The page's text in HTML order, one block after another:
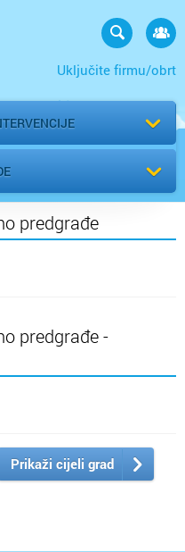
Uključite firmu/obrt
predgrađe
predgrađe -
Prikaži cijeli grad